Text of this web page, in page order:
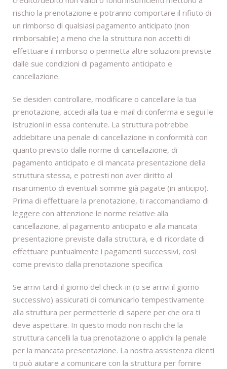
rischio la prenotazione e potranno comportare il rifiuto di
un rimborso di qualsiasi pagamento anticipato (non
rimborsabile) a meno che la struttura non accetti di
effettuare il rimborso o permetta altre soluzioni previste
dalle sue condizioni di pagamento anticipato e
cancellazione.
Se desideri controllare, modificare o cancellare la tua
prenotazione, accedi alla tua e-mail di conferma e segui le
istruzioni in essa contenute. La struttura potrebbe
addebitare una penale di cancellazione in conformità con
quanto previsto dalle norme di cancellazione, di
pagamento anticipato e di mancata presentazione della
struttura stessa, e potresti non aver diritto al
risarcimento di eventuali somme già pagate (in anticipo).
Prima di effettuare la prenotazione, ti raccomandiamo di
leggere con attenzione le norme relative alla
cancellazione, al pagamento anticipato e alla mancata
presentazione previste dalla struttura, e di ricordate di
effettuare puntualmente i pagamenti successivi, così
come previsto dalla prenotazione specifica.
Se arrivi tardi il giorno del check-in (o se arrivi il giorno
successivo) assicurati di comunicarlo tempestivamente
alla struttura per permetterle di sapere per che ora ti
deve aspettare. In questo modo non rischi che la
struttura cancelli la tua prenotazione o applichi la penale
per la mancata presentazione. La nostra assistenza clienti
ti può aiutare a comunicare con la struttura per fornire